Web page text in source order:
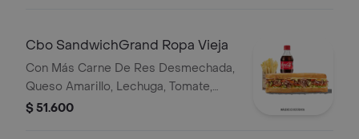
Cbo SandwichGrand Ropa Vieja
Con Más Carne De Res Desmechada,
Queso Amarillo, Lechuga, Tomate,
Pimentón, Apio, Mostaza, Salsa Bbq,
$ 51.600